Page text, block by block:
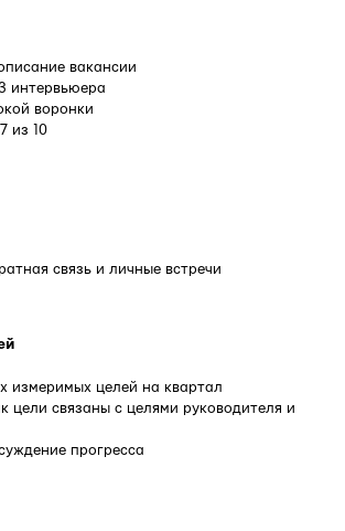
вакансии
интервьюера
воронки
из 10
связь и личные встречи
измеримых целей на квартал
цели связаны с целями руководителя и
прогресса